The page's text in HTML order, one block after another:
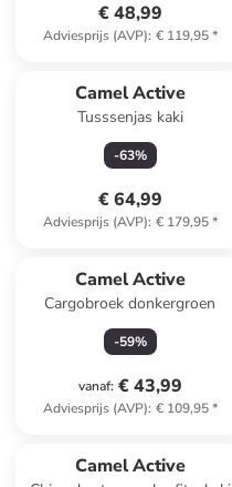
€ 48,99
Adviesprijs (AVP): € 119,95*
Camel Active
Tusssenjas kaki
-63%
€ 64,99
Adviesprijs (AVP): € 179,95*
Camel Active
Cargobroek donkergroen
-59%
vanaf: € 43,99
Adviesprijs (AVP): € 109,95*
Camel Active